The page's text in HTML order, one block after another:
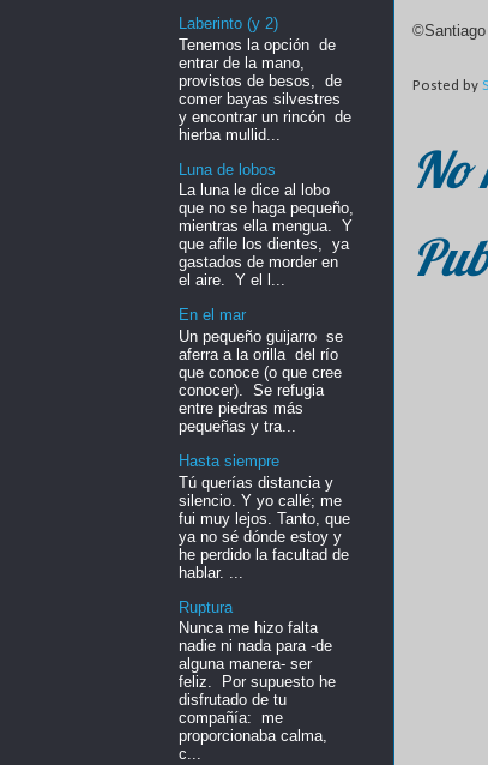
Posted by
No
Laberinto (y 2)
Tenemos la opción de
entrar de la mano,
provistos de besos, de
comer bayas silvestres
y encontrar un rincón de
hierba mullid...
Luna de lobos
La luna le dice al lobo
que no se haga pequeño,
mientras ella mengua. Y
que afile los dientes, ya
gastados de morder en
el aire. Y el l...
En el mar
Un pequeño guijarro se
aferra a la orilla del río
que conoce (o que cree
conocer). Se refugia
entre piedras más
pequeñas y tra...
Hasta siempre
Tú querías distancia y
silencio. Y yo callé; me
fui muy lejos. Tanto, que
ya no sé dónde estoy y
he perdido la facultad de
hablar. ...
Ruptura
Nunca me hizo falta
nadie ni nada para -de
alguna manera- ser
feliz. Por supuesto he
disfrutado de tu
compañía: me
proporcionaba calma,
c...